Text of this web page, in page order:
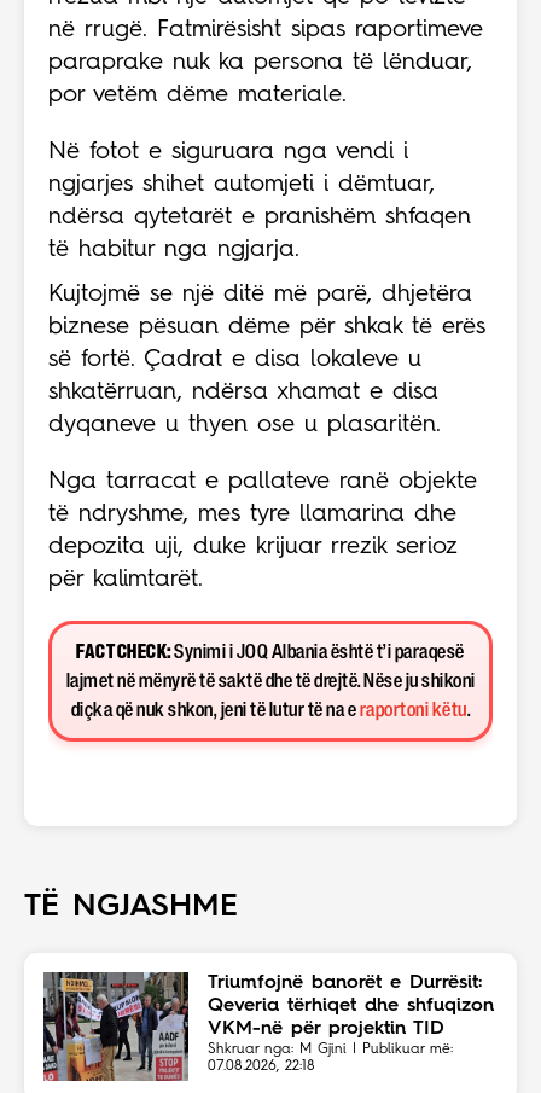
në rrugë. Fatmirësisht sipas raportimeve
paraprake nuk ka persona të lënduar,
por vetëm dëme materiale.
Në fotot e siguruara nga vendi i
ngjarjes shihet automjeti i dëmtuar,
ndërsa qytetarët e pranishëm shfaqen
të habitur nga ngjarja.
Kujtojmë se një ditë më parë, dhjetëra
biznese pësuan dëme për shkak të erës
së fortë. Çadrat e disa lokaleve u
shkatërruan, ndërsa xhamat e disa
dyqaneve u thyen ose u plasaritën.
Nga tarracat e pallateve ranë objekte
të ndryshme, mes tyre llamarina dhe
depozita uji, duke krijuar rrezik serioz
për kalimtarët.
FACT CHECK:Synimi i JOQ Albania është t’i paraqesë
lajmet në mënyrë të saktë dhe të drejtë. Nëse ju shikoni
diçka që nuk shkon, jeni të lutur të na e raportoni këtu.
TË NGJASHME
Triumfojnë banorët e Durrësit:
Qeveria tërhiqet dhe shfuqizon
VKM-në për projektin TID
Shkruar nga: M Gjini | Publikuar më:
07.08.2026, 22:18